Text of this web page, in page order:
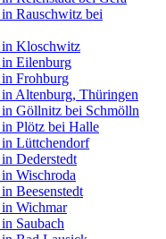
Rauschwitz bei
in Kloschwitz
Eilenburg
Frohburg
Altenburg, Thüringen
Göllnitz bei Schmölln
Plötz bei Halle
Lüttchendorf
Dederstedt
Wischroda
Beesenstedt
Wichmar
Saubach